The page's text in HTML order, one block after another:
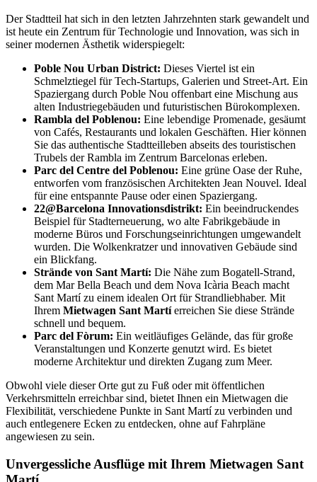
Der Stadtteil hat sich in den letzten Jahrzehnten stark gewandelt und
ist heute ein Zentrum für Technologie und Innovation, was sich in
seiner modernen Ästhetik widerspiegelt:
Poble Nou Urban District: Dieses Viertel ist ein
Schmelztiegel für Tech-Startups, Galerien und Street-Art. Ein
Spaziergang durch Poble Nou offenbart eine Mischung aus
alten Industriegebäuden und futuristischen Bürokomplexen.
Rambla del Poblenou: Eine lebendige Promenade, gesäumt
von Cafés, Restaurants und lokalen Geschäften. Hier können
Sie das authentische Stadtteilleben abseits des touristischen
Trubels der Rambla im Zentrum Barcelonas erleben.
Parc del Centre del Poblenou: Eine grüne Oase der Ruhe,
entworfen vom französischen Architekten Jean Nouvel. Ideal
für eine entspannte Pause oder einen Spaziergang.
22@Barcelona Innovationsdistrikt: Ein beeindruckendes
Beispiel für Stadterneuerung, wo alte Fabrikgebäude in
moderne Büros und Forschungseinrichtungen umgewandelt
wurden. Die Wolkenkratzer und innovativen Gebäude sind
ein Blickfang.
Strände von Sant Martí: Die Nähe zum Bogatell-Strand,
dem Mar Bella Beach und dem Nova Icària Beach macht
Sant Martí zu einem idealen Ort für Strandliebhaber. Mit
Ihrem Mietwagen Sant Martíerreichen Sie diese Strände
schnell und bequem.
Parc del Fòrum: Ein weitläufiges Gelände, das für große
Veranstaltungen und Konzerte genutzt wird. Es bietet
moderne Architektur und direkten Zugang zum Meer.
Obwohl viele dieser Orte gut zu Fuß oder mit öffentlichen
Verkehrsmitteln erreichbar sind, bietet Ihnen ein Mietwagen die
Flexibilität, verschiedene Punkte in Sant Martí zu verbinden und
auch entlegenere Ecken zu entdecken, ohne auf Fahrpläne
angewiesen zu sein.
Unvergessliche Ausflüge mit Ihrem Mietwagen Sant